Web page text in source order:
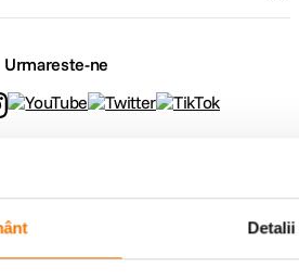
Detalii
Urmareste-ne